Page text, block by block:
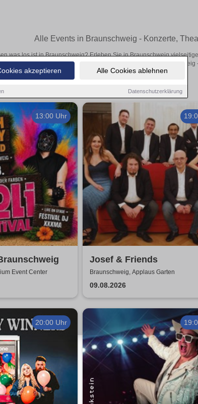
akzeptieren Alle Cookies ablehnen
Datenschutzerklärung
Alle Events in Braunschweig - Konzerte,
was los ist in Braunschweig? Erleben Sie in Braunschweig
oder aufregende Veranstaltungen in Braunschweig
13:00 Uhr
Event Center
Josef & Friends
Braunschweig, Applaus Garten
09.08.2026
20:00 Uhr